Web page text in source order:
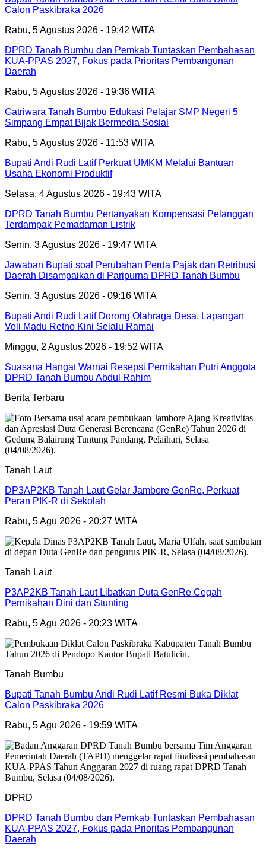
Calon Paskibraka 2026
Rabu, 5 Agustus 2026 - 19:42 WITA
DPRD Tanah Bumbu dan Pemkab Tuntaskan Pembahasan
KUA-PPAS 2027, Fokus pada Prioritas Pembangunan
Daerah
Rabu, 5 Agustus 2026 - 19:36 WITA
Gatriwara Tanah Bumbu Edukasi Pelajar SMP Negeri 5
Simpang Empat Bijak Bermedia Sosial
Rabu, 5 Agustus 2026 - 11:53 WITA
Bupati Andi Rudi Latif Perkuat UMKM Melalui Bantuan
Usaha Ekonomi Produktif
Selasa, 4 Agustus 2026 - 19:43 WITA
DPRD Tanah Bumbu Pertanyakan Kompensasi Pelanggan
Terdampak Pemadaman Listrik
Senin, 3 Agustus 2026 - 19:47 WITA
Jawaban Bupati soal Perubahan Perda Pajak dan Retribusi
Daerah Disampaikan di Paripurna DPRD Tanah Bumbu
Senin, 3 Agustus 2026 - 09:16 WITA
Bupati Andi Rudi Latif Dorong Olahraga Desa, Lapangan
Voli Madu Retno Kini Selalu Ramai
Minggu, 2 Agustus 2026 - 19:52 WITA
Suasana Hangat Warnai Resepsi Pernikahan Putri Anggota
DPRD Tanah Bumbu Abdul Rahim
Berita Terbaru
Tanah Laut
DP3AP2KB Tanah Laut Gelar Jambore GenRe, Perkuat
Peran PIK-R di Sekolah
Rabu, 5 Agu 2026 - 20:27 WITA
Tanah Laut
P3AP2KB Tanah Laut Libatkan Duta GenRe Cegah
Pernikahan Dini dan Stunting
Rabu, 5 Agu 2026 - 20:23 WITA
Tanah Bumbu
Bupati Tanah Bumbu Andi Rudi Latif Resmi Buka Diklat
Calon Paskibraka 2026
Rabu, 5 Agu 2026 - 19:59 WITA
DPRD
DPRD Tanah Bumbu dan Pemkab Tuntaskan Pembahasan
KUA-PPAS 2027, Fokus pada Prioritas Pembangunan
Daerah